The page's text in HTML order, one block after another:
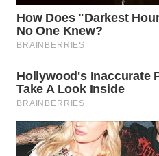
SUBANG
WN
WN
WN